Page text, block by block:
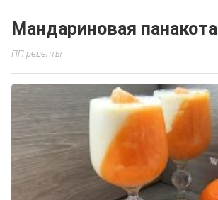
Мандариновая панакота
ПП рецепты